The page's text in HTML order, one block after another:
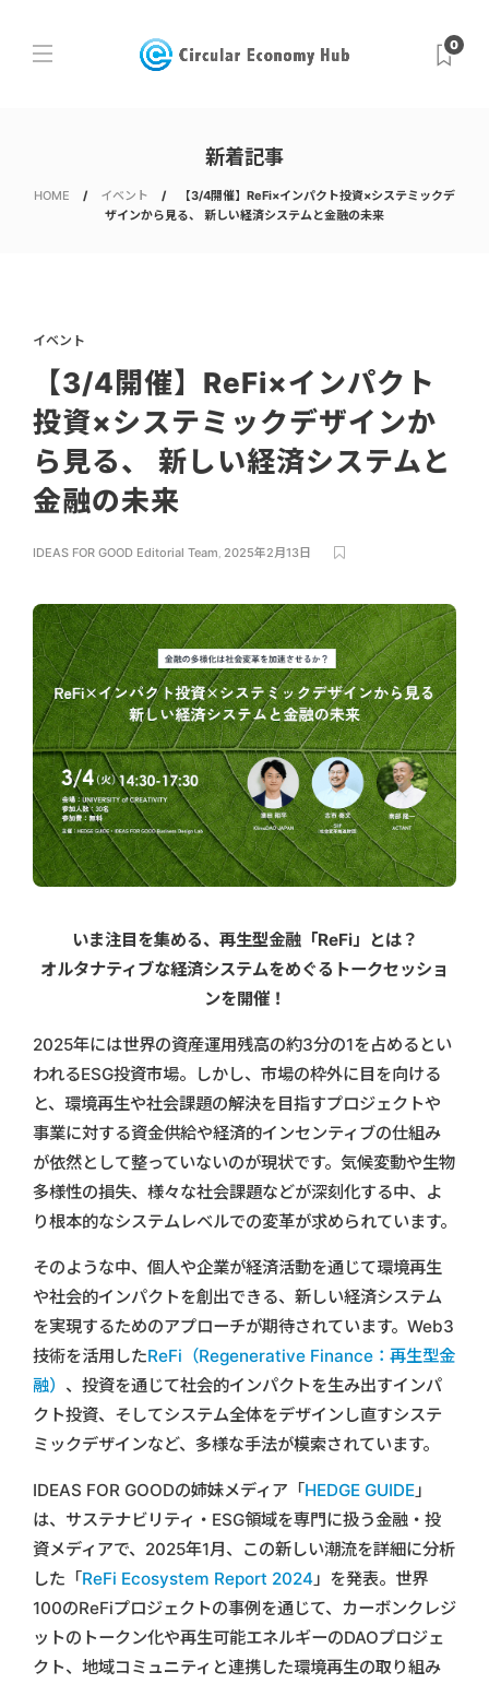
0
新着記事
HOME イベント
【3/4開催】ReFi×インパクト投資×システミックデ
ザインから見る、 新しい経済システムと金融の未来
イベント
【3/4開催】ReFi×インパクト
投資×システミックデザインか
ら見る、 新しい経済システムと
金融の未来
IDEAS FOR GOOD Editorial Team, 2025年2月13日
いま注目を集める、再生型金融「ReFi」とは？
オルタナティブな経済システムをめぐるトークセッショ
ンを開催！
2025年には世界の資産運用残高の約3分の1を占めるとい
われるESG投資市場。しかし、市場の枠外に目を向ける
と、環境再生や社会課題の解決を目指すプロジェクトや
事業に対する資金供給や経済的インセンティブの仕組み
が依然として整っていないのが現状です。気候変動や生物
多様性の損失、様々な社会課題などが深刻化する中、よ
り根本的なシステムレベルでの変革が求められています。
そのような中、個人や企業が経済活動を通じて環境再生
や社会的インパクトを創出できる、新しい経済システム
を実現するためのアプローチが期待されています。Web3
技術を活用したReFi（Regenerative Finance：再生型金
融） 、投資を通じて社会的インパクトを生み出すインパ
クト投資、そしてシステム全体をデザインし直すシステ
ミックデザインなど、多様な手法が模索されています。
IDEAS FOR GOODの姉妹メディア「HEDGE GUIDE 」
は、サステナビリティ・ESG領域を専門に扱う金融・投
資メディアで、2025年1月、この新しい潮流を詳細に分析
した「ReFi Ecosystem Report 2024 」を発表。世界
100のReFiプロジェクトの事例を通じて、カーボンクレジ
ットのトークン化や再生可能エネルギーのDAOプロジェ
クト、地域コミュニティと連携した環境再生の取り組み